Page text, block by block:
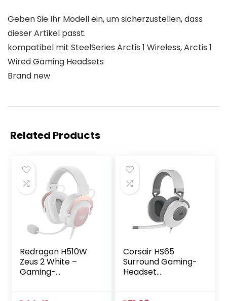
Geben Sie Ihr Modell ein, um sicherzustellen, dass
dieser Artikel passt.
kompatibel mit SteelSeries Arctis 1 Wireless, Arctis 1
Wired Gaming Headsets
Brand new
Related Products
Redragon H510W
Zeus 2 White –
Gaming-
Corsair HS65
Surround Gaming-
Headset